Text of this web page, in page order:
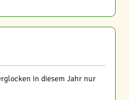
in diesem Jahr nur